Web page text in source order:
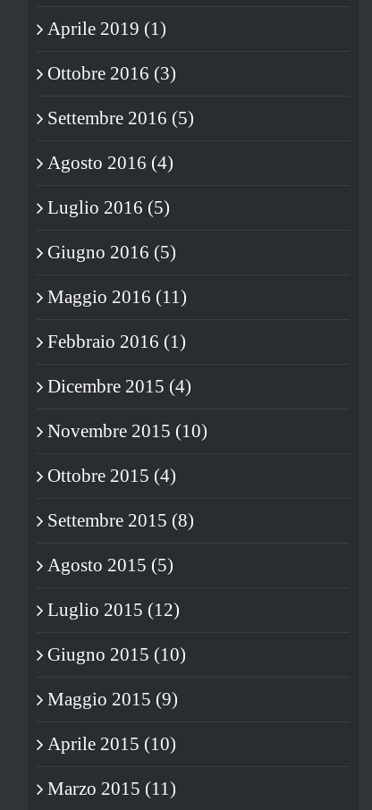
Aprile 2019 (1)
Ottobre 2016 (3)
Settembre 2016 (5)
Agosto 2016 (4)
Luglio 2016 (5)
Giugno 2016 (5)
Maggio 2016 (11)
Febbraio 2016 (1)
Dicembre 2015 (4)
Novembre 2015 (10)
Ottobre 2015 (4)
Settembre 2015 (8)
Agosto 2015 (5)
Luglio 2015 (12)
Giugno 2015 (10)
Maggio 2015 (9)
Aprile 2015 (10)
Marzo 2015 (11)